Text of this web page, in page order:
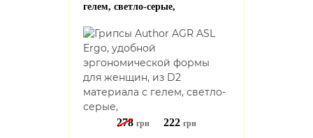
гелем, светло-серые,
278 грн 222 грн